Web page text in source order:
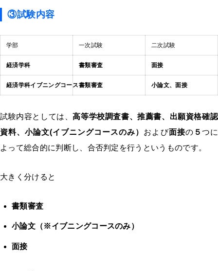
③試験内容
学部 一次試験 二次試験
経済学科 書類審査 面接
経済学科イブニングコース書類審査 小論文、面接
試験内容としては、高等学校調査書、推薦書、出願資格確認
資料、小論文(イブニングコースのみ） および面接の ５ つに
よって総合的に判断し、合否判定を行うというものです。
大きく分けると
書類審査
小論文（※イブニングコースのみ）
面接